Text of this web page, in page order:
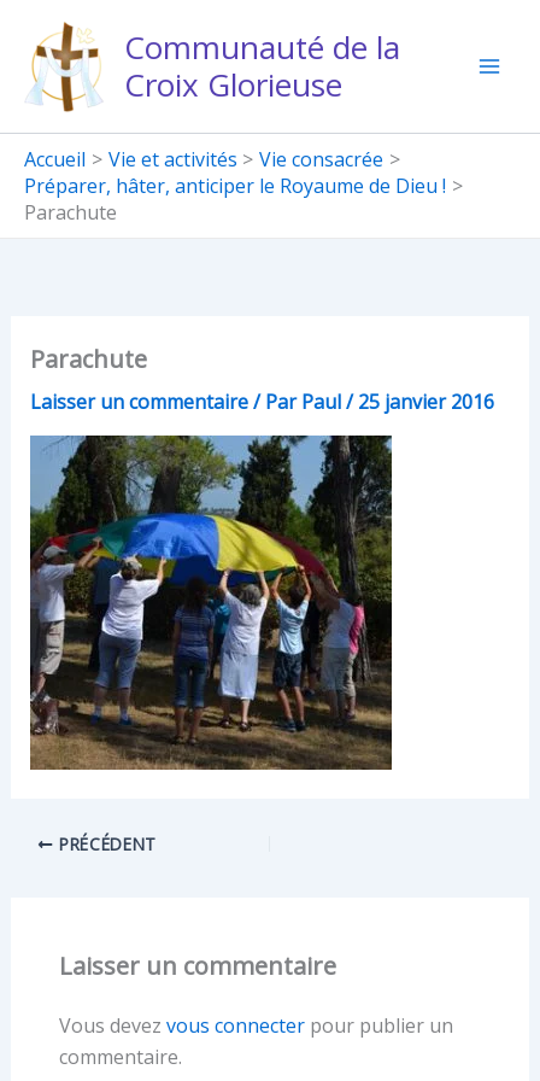
contenu
Communauté de la
Croix Glorieuse
Accueil Vie et activités
Vie consacrée
Préparer, hâter, anticiper le Royaume de Dieu !
Parachute
Parachute
Laisser un commentaire/ ParPaul/25 janvier 2016
PRÉCÉDENT
Laisser un commentaire
Vous devez vous connecterpour publier un
commentaire.